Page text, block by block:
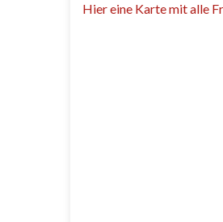
Hier eine Karte mit alle